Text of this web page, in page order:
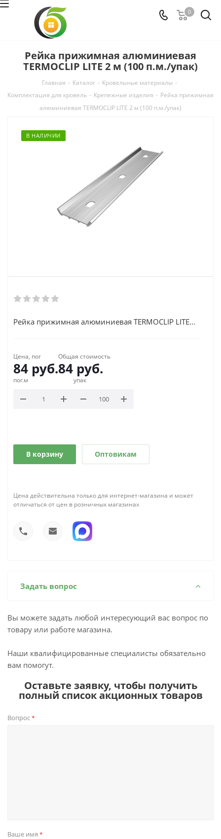
0
Рейка прижимная алюминиевая
TERMOCLIP LITE 2 м (100 п.м./упак)
Главная - Каталог - Кровельные материалы -
Комплектация для кровель - Крепежные изделия - Рейка прижимная
алюминиевая TERMOCLIP LITE 2 м (100 п.м./упак)
В НАЛИЧИИ
Рейка прижимная алюминиевая TERMOCLIP LITE...
Цена, пог
84 руб.
Общая стоимость
84 руб.
пог.м упак
В корзину Оптовикам
Цена действительна только для интернет-магазина и может
отличаться от цен в розничных магазинах
Задать вопрос
Вы можете задать любой интересующий вас вопрос по
товару или работе магазина.
Наши квалифицированные специалисты обязательно
вам помогут.
Оставьте заявку, чтобы получить
полный список акционных товаров
Вопрос*
Ваше имя *